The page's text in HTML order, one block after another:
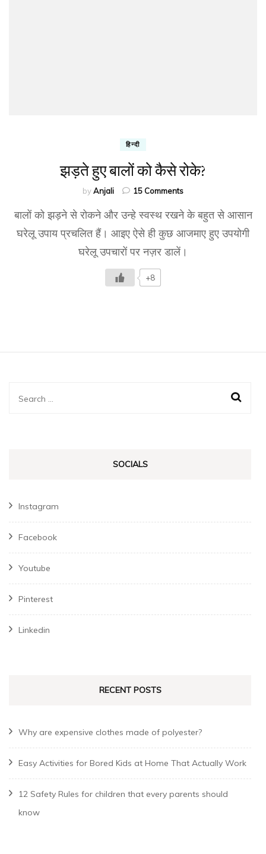
हिन्दी
झड़ते हुए बालों को कैसे रोके?
byAnjali 15 Commentson
हुए
को
कैसे
बालों को झड़ने से रोकने और उन्हे स्वस्थ रखने के बहुत से आसान
घरेलू उपाय प्रचलित हैं। आइए ऐसे ही कुछ आजमाए हुए उपयोगी
घरेलू उपचारों पर नज़र डालें।
+8
Search
SOCIALS
Instagram
Facebook
Youtube
Pinterest
Linkedin
RECENT POSTS
Why are expensive clothes made of polyester?
Easy Activities for Bored Kids at Home That Actually Work
12 Safety Rules for children that every parents should
know